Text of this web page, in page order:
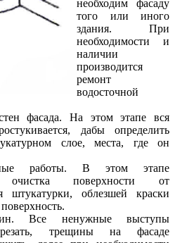
необходим фасаду
того или иного
здания. При
необходимости и
наличии
производится
ремонт
водосточной
фасада. На этом этапе вся
дабы определить
слое, места, где он
работы. В этом этапе
очистка поверхности от
штукатурки, облезшей краски
Все ненужные выступы
трещины на фасаде